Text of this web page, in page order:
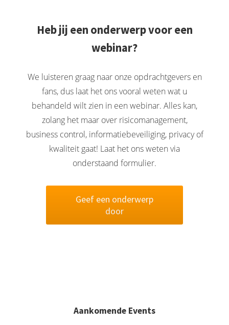
Heb jij een onderwerp voor een
webinar?
We luisteren graag naar onze opdrachtgevers en
fans, dus laat het ons vooral weten wat u
behandeld wilt zien in een webinar. Alles kan,
zolang het maar over risicomanagement,
business control, informatiebeveiliging, privacy of
kwaliteit gaat! Laat het ons weten via
onderstaand formulier.
Geef een onderwerp
door
Aankomende Events